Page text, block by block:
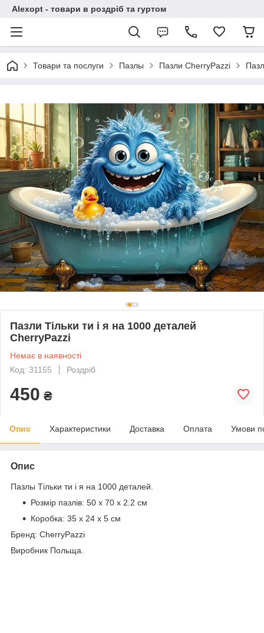
Alexopt - товари в роздріб та гуртом
Товари та послуги Пазлы Пазли CherryPazzi
Пазли Тільки ти і я на 1000 деталей
CherryPazzi
Немає в наявності
Код: 31155
Роздріб
450 ₴
Опис Характеристики Доставка Оплата Умови
Опис
Пазлы Тільки ти і я на 1000 деталей.
Розмір пазлів: 50 х 70 x 2.2 см
Коробка: 35 х 24 х 5 см
Бренд: CherryPazzi
Виробник Польща.